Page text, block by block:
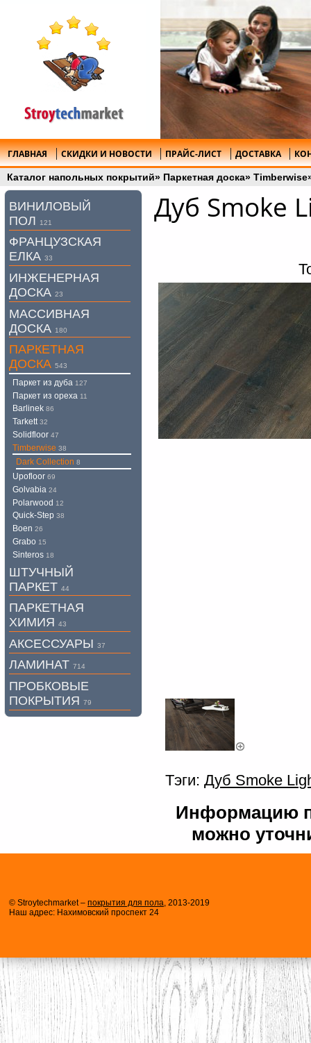
ГЛАВНАЯ СКИДКИ И НОВОСТИ ПРАЙС-ЛИСТ ДОСТАВКА
Каталог напольных покрытий» Паркетная доска» Timberwise
Дуб Smoke
Тэги:Дуб Smoke
Информацию
можно
ВИНИЛОВЫЙ
ПОЛ
121
ФРАНЦУЗСКАЯ
ЕЛКА 33
ИНЖЕНЕРНАЯ
ДОСКА 23
МАССИВНАЯ
ДОСКА 180
ПАРКЕТНАЯ
ДОСКА 543
Паркет из дуба 127
Паркет из ореха 11
Barlinek 86
Tarkett32
Solidfloor 47
Timberwise 38
Dark Collection 8
Upofloor 69
Golvabia 24
Polarwood 12
Quick-Step 38
Boen 26
Grabo 15
Sinteros 18
ШТУЧНЫЙ
ПАРКЕТ 44
ПАРКЕТНАЯ
ХИМИЯ 43
АКСЕССУАРЫ 37
ЛАМИНАТ 714
ПРОБКОВЫЕ
ПОКРЫТИЯ 79
© Stroytechmarket – покрытия для пола, 2013-2019
Наш адрес: Нахимовский проспект 24